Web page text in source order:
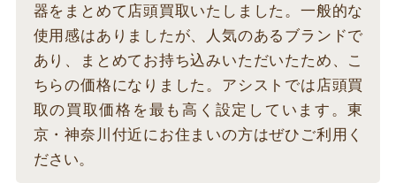
器をまとめて店頭買取いたしました。一般的な
使用感はありましたが、人気のあるブランドで
あり、まとめてお持ち込みいただいたため、こ
ちらの価格になりました。アシストでは店頭買
取の買取価格を最も高く設定しています。東
京・神奈川付近にお住まいの方はぜひご利用く
ださい。